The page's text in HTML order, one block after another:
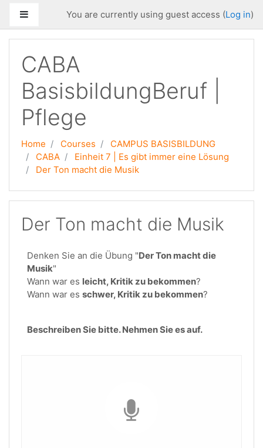
Side panelYou are currently using guest access (Log in)
CABA
BasisbildungBeruf |
Pflege
Home Courses
CAMPUS BASISBILDUNG
CABA
Einheit 7 | Es gibt immer eine Lösung
Der Ton macht die Musik
Der Ton macht die Musik
Denken Sie an die Übung "Der Ton macht die
Musik"
Wann war es leicht, Kritik zu bekommen?
Wann war es schwer, Kritik zu bekommen?
Beschreiben Sie bitte. Nehmen Sie es auf.